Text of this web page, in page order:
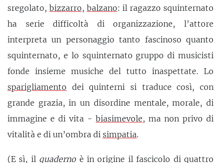
sregolato, bizzarro, balzano: il ragazzo squinternato
ha serie difficoltà di organizzazione, l’attore
interpreta un personaggio tanto fascinoso quanto
squinternato, e lo squinternato gruppo di musicisti
fonde insieme musiche del tutto inaspettate. Lo
sparigliamento dei quinterni si traduce così, con
grande grazia, in un disordine mentale, morale, di
immagine e di vita - biasimevole, ma non privo di
vitalità e di un’ombra di simpatia.
(E sì, il quaderno è in origine il fascicolo di quattro